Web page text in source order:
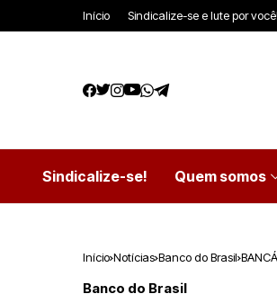
Início Sindicalize-se e lute por você!
Sindicalize-se! Quem somos
Início Notícias Banco do Brasil
Banco do Brasil